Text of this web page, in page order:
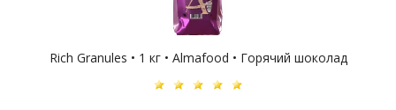
Rich Granules • 1 кг • Almafood • Горячий шоколад